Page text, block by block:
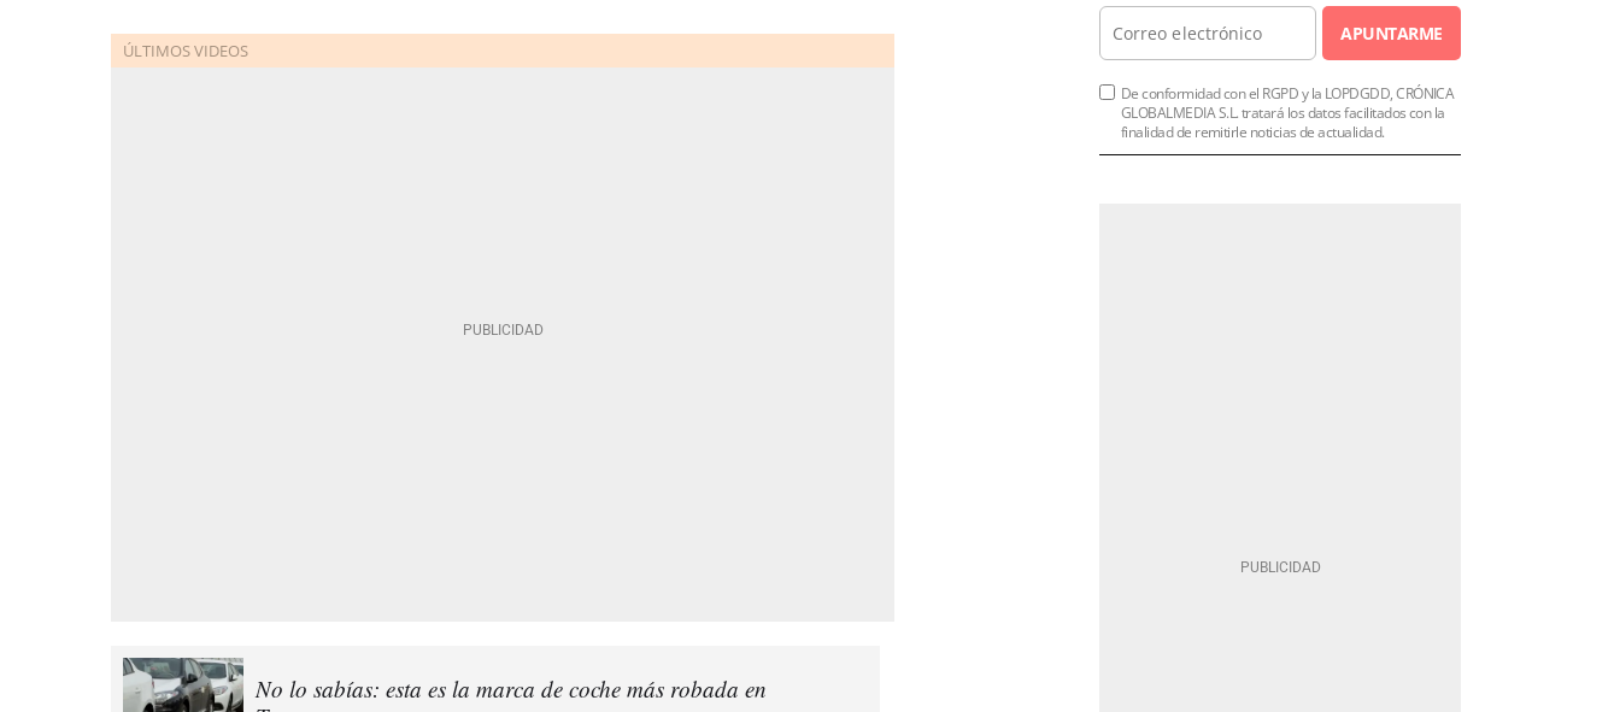
No lo sabías: esta es la marca de coche más robada en
APUNTARME
De conformidad con el RGPD y la LOPDGDD, CRÓNICA
GLOBALMEDIA S.L. tratará los datos facilitados con la
finalidad de remitirle noticias de actualidad.